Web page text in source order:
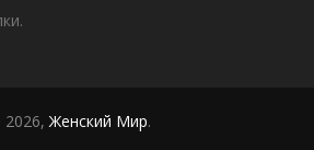
Женский Мир.